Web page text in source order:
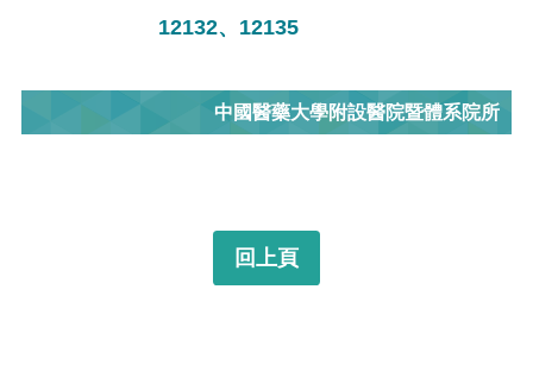
12132、12135
中國醫藥大學附設醫院暨體系院所
回上頁